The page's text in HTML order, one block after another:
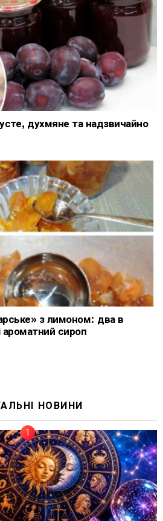
духмяне та надзвичайно
з лимоном: два в
ароматний сироп
НОВИНИ